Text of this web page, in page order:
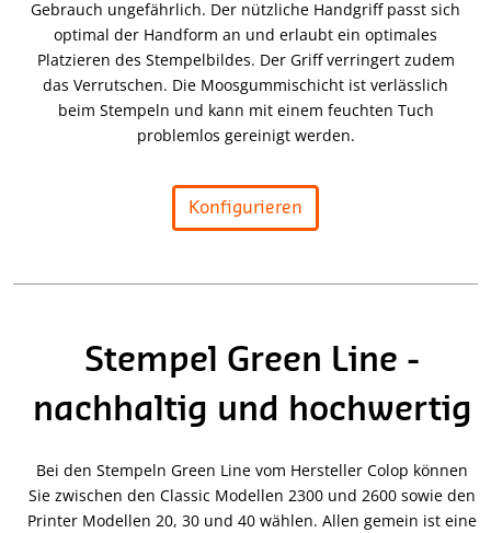
Gebrauch ungefährlich. Der nützliche Handgriff passt sich
optimal der Handform an und erlaubt ein optimales
Platzieren des Stempelbildes. Der Griff verringert zudem
das Verrutschen. Die Moosgummischicht ist verlässlich
beim Stempeln und kann mit einem feuchten Tuch
problemlos gereinigt werden.
Konfigurieren
Stempel Green Line -
nachhaltig und hochwertig
Bei den Stempeln Green Line vom Hersteller Colop können
Sie zwischen den Classic Modellen 2300 und 2600 sowie den
Printer Modellen 20, 30 und 40 wählen. Allen gemein ist eine